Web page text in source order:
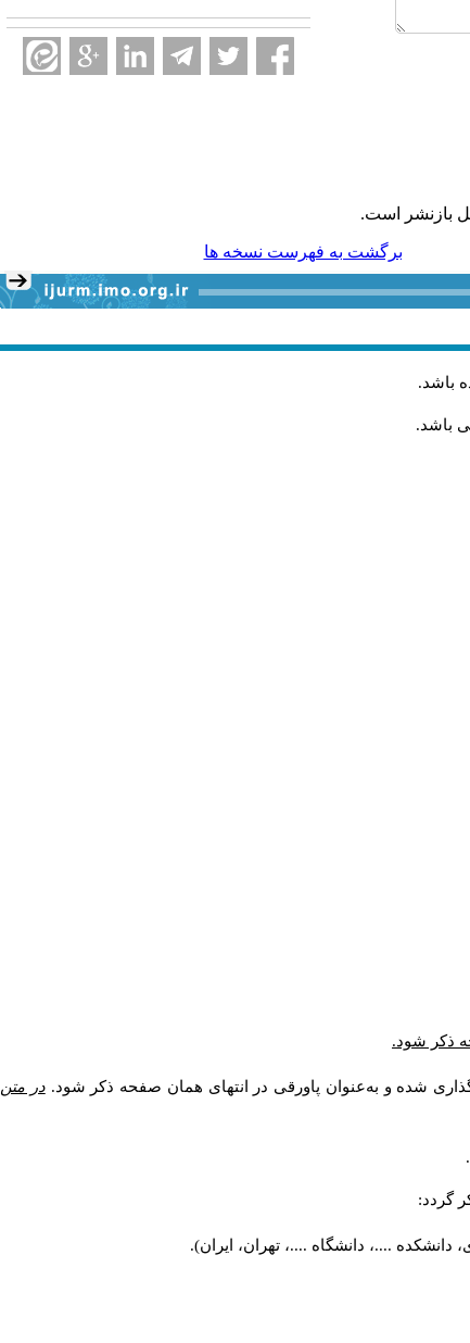
بازنشر است.
برگشت به فهرست نسخه ها
باشد.
باشد.
ذکر شود.
شده و به‌عنوان پاورقی در انتهای همان صفحه ذکر شود. در متن
گردد:
....، دانشگاه ....، تهران، ایران).